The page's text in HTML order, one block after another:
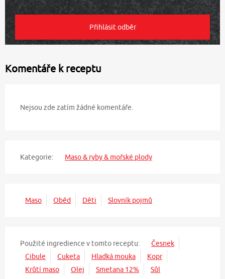
Komentáře k receptu
Nejsou zde zatím žádné komentáře.
Kategorie: Maso & ryby & mořské plody
Maso Oběd Děti Slovník pojmů
Použité ingredience v tomto receptu:
Česnek
Cibule
Cuketa Hladká mouka
Kopr
Krůtí maso
Olej Smetana 12% Sůl